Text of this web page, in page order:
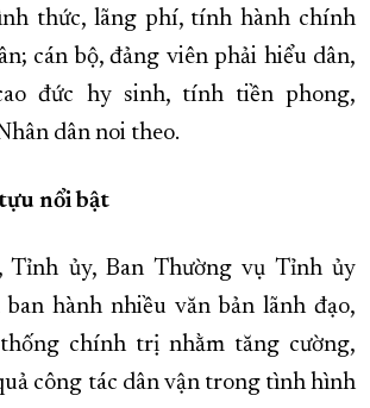
thức, lãng phí, tính hành chính
cán bộ, đảng viên phải hiểu dân,
đức hy sinh, tính tiền phong,
dân noi theo.
nổi bật
Tỉnh ủy, Ban Thường vụ Tỉnh ủy
hành nhiều văn bản lãnh đạo,
chính trị nhằm tăng cường,
công tác dân vận trong tình hình